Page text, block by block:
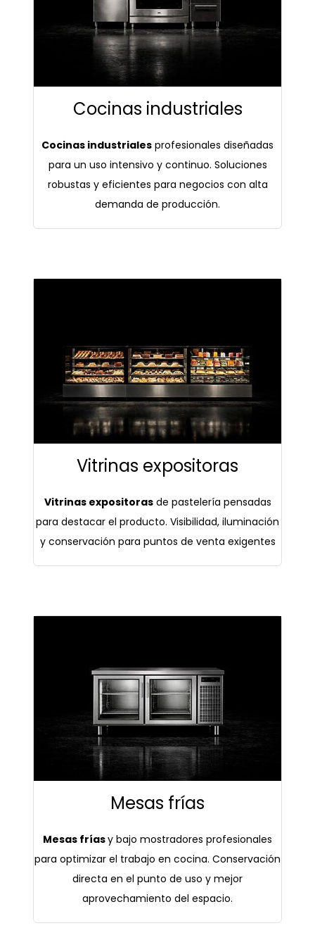
Cocinas industriales
Cocinas industriales profesionales diseñadas
para un uso intensivo y continuo. Soluciones
robustas y eficientes para negocios con alta
demanda de producción.
Vitrinas expositoras
Vitrinas expositorasde pastelería pensadas
para destacar el producto. Visibilidad, iluminación
y conservación para puntos de venta exigentes
Mesas frías
Mesas fríasy bajo mostradores profesionales
para optimizar el trabajo en cocina. Conservación
directa en el punto de uso y mejor
aprovechamiento del espacio.